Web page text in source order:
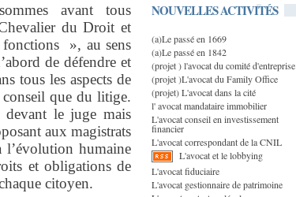
NOUVELLES ACTIVITÉS
(a)Le passé en 1669
(a)Le passé en 1842
(projet ) l'avocat du comité d'entreprise
(projet )L'avocat du Family Office
(projet) L'avocat dans la cité
l' avocat mandataire immobilier
L'avocat conseil en investissement
financier
L'avocat correspondant de la CNIL
L'avocat et le lobbying
L'avocat fiduciaire
L'avocat gestionnaire de patrimoine
avant tous
du Droit et
fonctions
», au sens
de défendre et
tous les aspects de
que du litige.
devant le juge mais
aux magistrats
l’évolution humaine
et obligations de
citoyen.